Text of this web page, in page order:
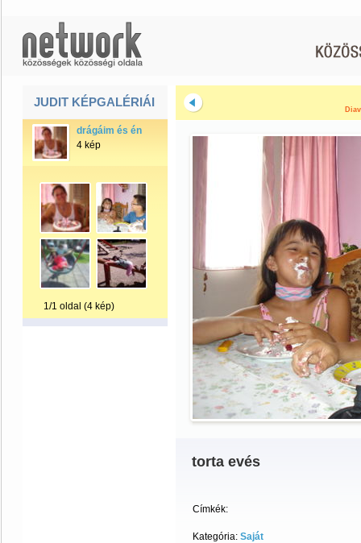
JUDIT KÉPGALÉRIÁI
drágáim és én
4 kép
1/1 oldal (4 kép)
torta evés
Címkék:
Kategória: Saját